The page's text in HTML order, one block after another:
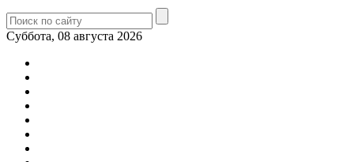
Суббота, 08 августа 2026